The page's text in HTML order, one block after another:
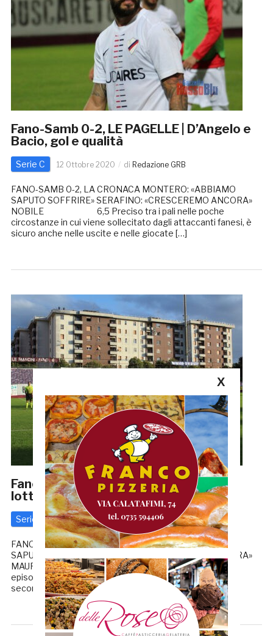
Fano-Samb 0-2, LE PAGELLE | D’Angelo e
Bacio, gol e qualità
Serie C 12 Ottobre 2020 di Redazione GRB
FANO-SAMB 0-2, LA CRONACA MONTERO: «ABBIAMO
SAPUTO SOFFRIRE» SERAFINO: «CRESCEREMO ANCORA»
NOBILE 6,5 Preciso tra i pali nelle poche
circostanze in cui viene sollecitato dagli attaccanti fanesi, è
sicuro anche nelle uscite e nelle giocate […]
Fano-Samb 0-2, Traini: «La Samb potrà
lottare fino alla fine per la Serie B»
Serie C 12 Ottobre 2020 diRedazione GRB
FANO-SAMB 0-2, LA CRONACA MONTERO: «ABBIAMO
SAPUTO SOFFRIRE» SERAFINO: «CRESCEREMO ANCORA»
MAURO TRAINI (d.s. Fano): «È stata una partita decisa da
episodi: il primo gol l’abbiamo preso su palla da fermo, il
secondo in mischia. […]
X